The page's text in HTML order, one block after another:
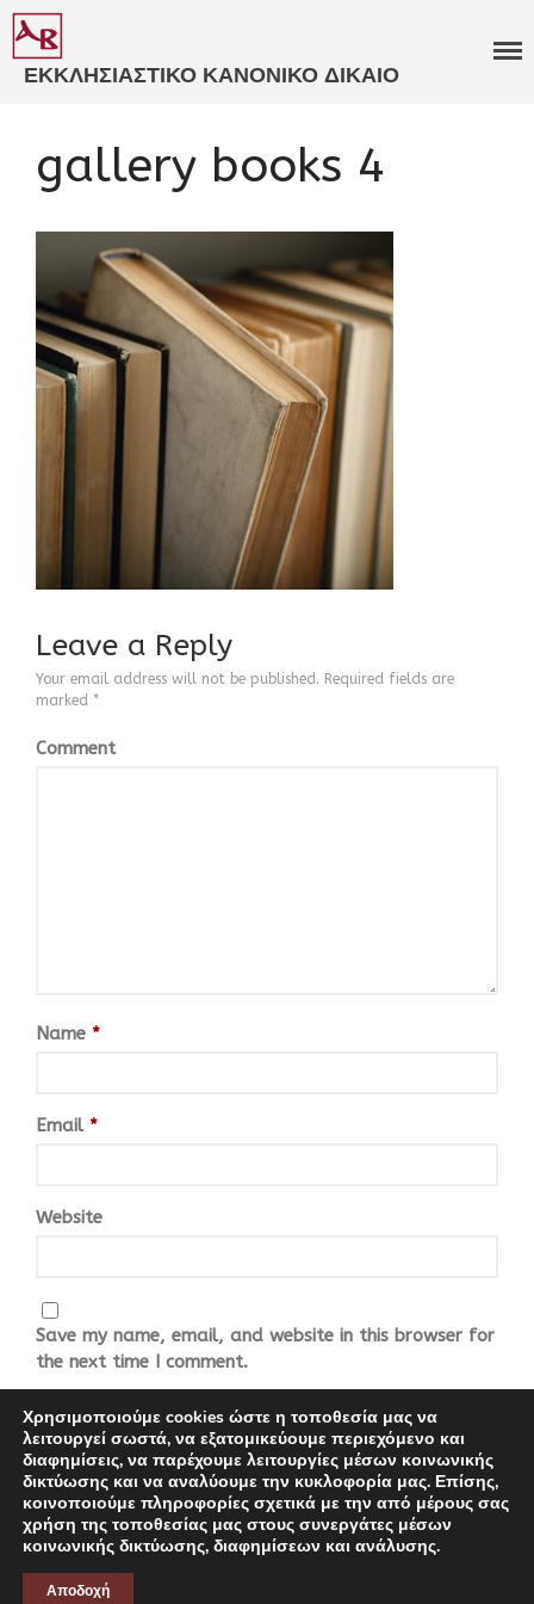
ΕΚΚΛΗΣΙΑΣΤΙΚΑ ΔΙΚΑΣΤΗΡΙΑ​
ΠΑΝΟΡΘΟΔΟΞΗ
ΣΥΜΒΟΥΛΕΥΤΙΚΗ​
ΚΩΔΙΚΟΠΟΙΗΣΗ ΙΕΡΩΝ
ΚΑΝΟΝΩΝ​
ΒΙΒΛΙΑ
ΑΡΘΡΑ
ΑΝΑΡΤΗΣΕΙΣ
ΕΙΣΗΓΗΣΕΙΣ
ΠΟΛΙΤΙΚΟ ΠΡΟΦΙΛ
ΒΙΟΓΡΑΦΙΚΟ
CONTACT
ΕΚΚΛΗΣΙΑΣΤΙΚΟ ΚΑΝΟΝΙΚΟ ΔΙΚΑΙΟ
gallery books 4
Leave a Reply
Your email address will not be published. Required fields are
marked *
Comment
Name *
Email *
Website
Save my name, email, and website in this browser for
the next time I comment.
COPYRIGHT 2021 | DESIGNED BY PINK FISH ADVERTISING |
DEVELOPED BY PINK FISH ADVERTISING
Χρησιμοποιούμε cookies ώστε η τοποθεσία μας να
λειτουργεί σωστά, να εξατομικεύουμε περιεχόμενο και
διαφημίσεις, να παρέχουμε λειτουργίες μέσων κοινωνικής
δικτύωσης και να αναλύουμε την κυκλοφορία μας. Επίσης,
κοινοποιούμε πληροφορίες σχετικά με την από μέρους σας
χρήση της τοποθεσίας μας στους συνεργάτες μέσων
κοινωνικής δικτύωσης, διαφημίσεων και ανάλυσης.
Αποδοχή